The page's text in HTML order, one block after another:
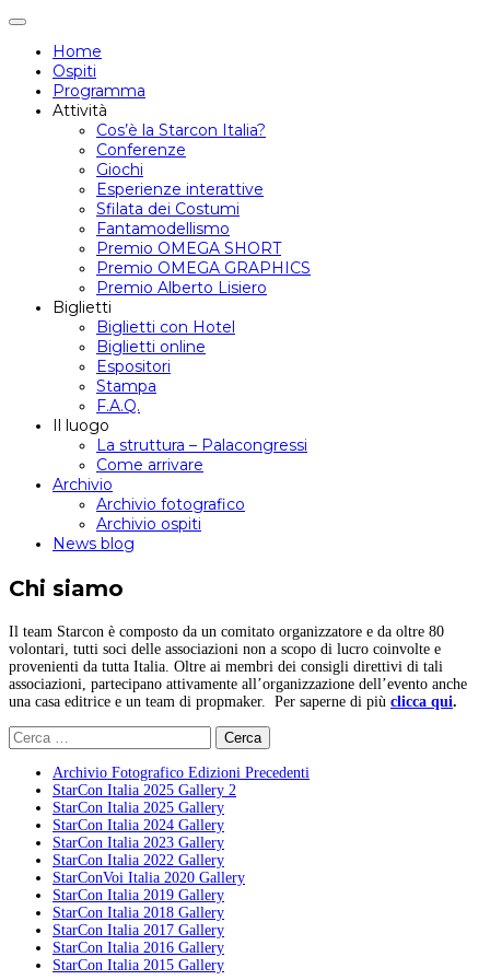
Attiva/disattiva
navigazione
Home
Ospiti
Programma
Attività
Cos’è la Starcon Italia?
Conferenze
Giochi
Esperienze interattive
Sfilata dei Costumi
Fantamodellismo
Premio OMEGA SHORT
Premio OMEGA GRAPHICS
Premio Alberto Lisiero
Biglietti
Biglietti con Hotel
Biglietti online
Espositori
Stampa
F.A.Q.
Il luogo
La struttura – Palacongressi
Come arrivare
Archivio
Archivio fotografico
Archivio ospiti
News blog
Chi siamo
Il team Starcon è composto da un comitato organizzatore e da oltre 80
volontari, tutti soci delle associazioni non a scopo di lucro coinvolte e
provenienti da tutta Italia. Oltre ai membri dei consigli direttivi di tali
associazioni, partecipano attivamente all’organizzazione dell’evento anche
una casa editrice e un team di propmaker. Per saperne di più clicca qui.
Ricerca
per:
Archivio Fotografico Edizioni Precedenti
StarCon Italia 2025 Gallery 2
StarCon Italia 2025 Gallery
StarCon Italia 2024 Gallery
StarCon Italia 2023 Gallery
StarCon Italia 2022 Gallery
StarConVoi Italia 2020 Gallery
StarCon Italia 2019 Gallery
StarCon Italia 2018 Gallery
StarCon Italia 2017 Gallery
StarCon Italia 2016 Gallery
StarCon Italia 2015 Gallery